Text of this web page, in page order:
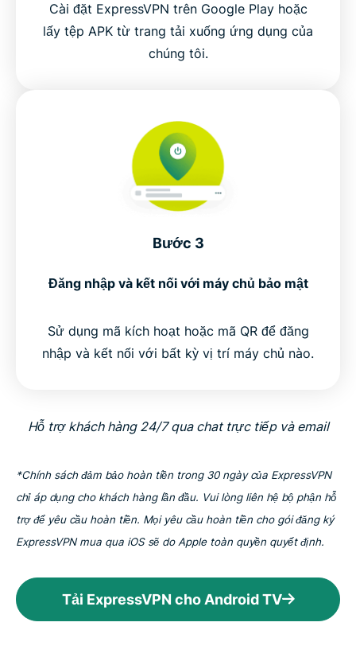
Cài đặt ExpressVPN trên Google Play hoặc
lấy tệp APK từ trang tải xuống ứng dụng của
chúng tôi.
Bước 3
Đăng nhập và kết nối với máy chủ bảo mật
Sử dụng mã kích hoạt hoặc mã QR để đăng
nhập và kết nối với bất kỳ vị trí máy chủ nào.
Hỗ trợ khách hàng 24/7 qua chat trực tiếp và email
*Chính sách đảm bảo hoàn tiền trong 30 ngày của ExpressVPN
chỉ áp dụng cho khách hàng lần đầu. Vui lòng liên hệ bộ phận hỗ
trợ để yêu cầu hoàn tiền. Mọi yêu cầu hoàn tiền cho gói đăng ký
ExpressVPN mua qua iOS sẽ do Apple toàn quyền quyết định.
Tải ExpressVPN cho Android TV